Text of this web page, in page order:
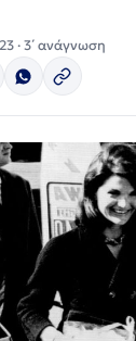
· 3΄ ανάγνωση